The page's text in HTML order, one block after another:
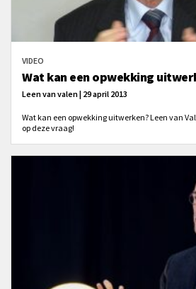
VIDEO
Wat kan een opwekking
Leen van valen | 29 april 2013
Wat kan een opwekking uitwerken? Leen van
op deze vraag!